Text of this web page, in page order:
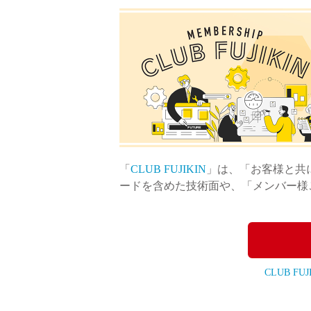
製品動画一覧
バルブと継手のきほん
説明会・講習会
「 CLUB FUJIKIN 」は、「お客様と
ードを含めた技術面や、「メンバー
CLUB